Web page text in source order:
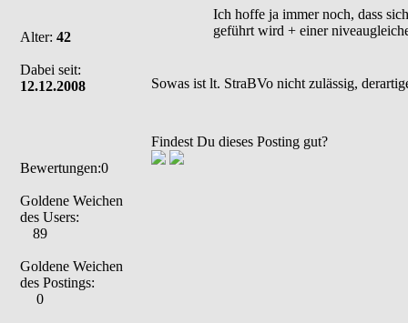
Alter: 42
Dabei seit:
12.12.2008
Bewertungen:0
Goldene Weichen
des Users:
89
Goldene Weichen
des Postings:
0
Ich hoffe ja immer noch, dass
geführt wird + einer
Sowas ist lt. StraBVo nicht zulässig,
Findest Du dieses Posting gut?